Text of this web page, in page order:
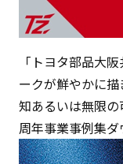
「トヨタ部品大
ークが鮮やかに
知あるいは無限
周年事業事例集ダ